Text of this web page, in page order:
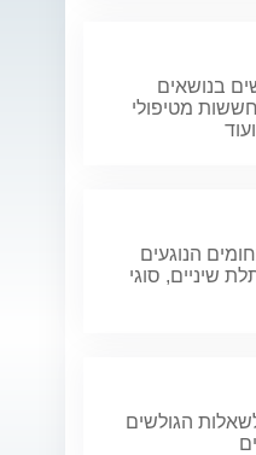
בנושאים
מטיפולי
הנוגעים
שיניים, סוגי
הגולשים